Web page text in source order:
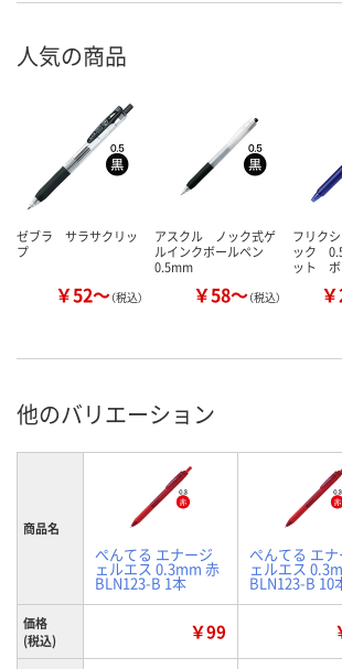
人気の商品
ゼブラ サラサクリッ
プ
￥52～（税込）
アスクル ノック式ゲ
ルインクボールペン
0.5mm
￥58～（税込）
フリク
ック
ット ボ
他のバリエーション
商品名
ぺんてる エナージ
ェルエス 0.3mm 赤
BLN123-B 1本
ぺんてる エナ
ェルエス
BLN123-B 10
価格
(税込)
￥99